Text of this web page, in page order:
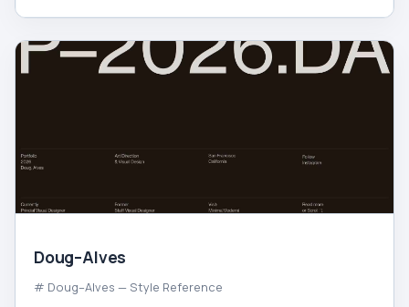
Doug–Alves
# Doug–Alves — Style Reference